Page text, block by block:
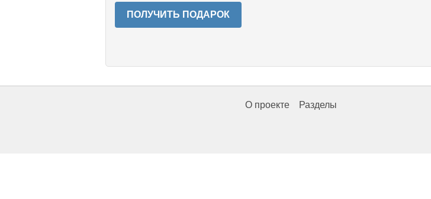
ПОЛУЧИТЬ ПОДАРОК
О проекте Разделы